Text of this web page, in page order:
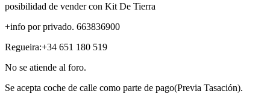
posibilidad de vender con Kit De Tierra
+info por privado. 663836900
Regueira:+34 651 180 519
No se atiende al foro.
Se acepta coche de calle como parte de pago(Previa Tasación).